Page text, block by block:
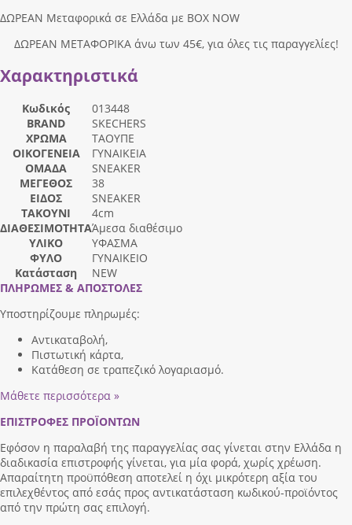
ΔΩΡΕΑΝ Μεταφορικά σε Ελλάδα με BOX NOW
ΔΩΡΕΑΝ ΜΕΤΑΦΟΡΙΚΑ άνω των 45€, για όλες τις παραγγελίες!
Χαρακτηριστικά
Κωδικός
013448
BRAND
SKECHERS
ΧΡΩΜΑ
ΤΑΟΥΠΕ
ΟΙΚΟΓΕΝΕΙΑ
ΓΥΝΑΙΚΕΙΑ
ΟΜΑΔΑ
SNEAKER
ΜΕΓΕΘΟΣ
38
ΕΙΔΟΣ
SNEAKER
ΤΑΚΟΥΝΙ
4cm
ΔΙΑΘΕΣΙΜΟΤΗΤΑΆμεσα διαθέσιμο
ΥΛΙΚΟ
ΥΦΑΣΜΑ
ΦΥΛΟ
ΓΥΝΑΙΚΕΙΟ
Κατάσταση
NEW
ΠΛΗΡΩΜΕΣ & ΑΠΟΣΤΟΛΕΣ
Υποστηρίζουμε πληρωμές:
Αντικαταβολή,
Πιστωτική κάρτα,
Κατάθεση σε τραπεζικό λογαριασμό.
Μάθετε περισσότερα »
ΕΠΙΣΤΡΟΦΕΣ ΠΡΟΪΟΝΤΩΝ
Εφόσον η παραλαβή της παραγγελίας σας γίνεται στην Ελλάδα η
διαδικασία επιστροφής γίνεται, για μία φορά, χωρίς χρέωση.
Απαραίτητη προϋπόθεση αποτελεί η όχι μικρότερη αξία του
επιλεχθέντος από εσάς προς αντικατάσταση κωδικού-προϊόντος
από την πρώτη σας επιλογή.